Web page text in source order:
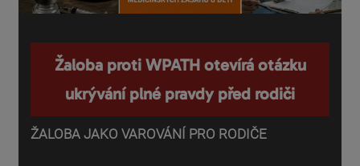
Žaloba proti WPATH otevírá otázku
ukrývání plné pravdy před rodiči
ŽALOBA JAKO VAROVÁNÍ PRO RODIČE